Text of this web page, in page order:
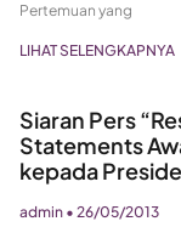
Pertemuan yang
LIHAT SELENGKAPNYA
Siaran Pers
Statements
kepada
admin
26/05/2013